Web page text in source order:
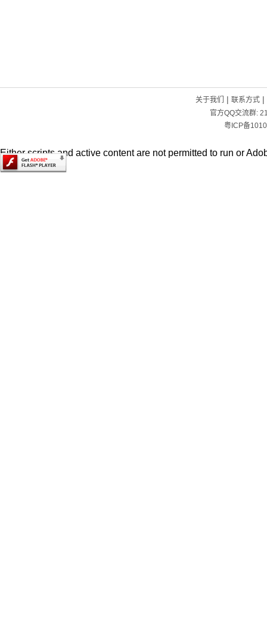
关于我们 | 联系方式|
官方QQ交流群:
粤ICP备
Either scripts and active content are not permitted to run or